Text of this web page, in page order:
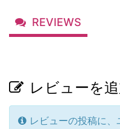
REVIEWS
レビューを
レビューの投稿に